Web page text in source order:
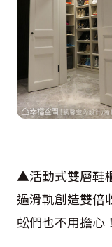
▲活動式雙層鞋
過滑軌創造雙倍
蚣們也不用擔心！